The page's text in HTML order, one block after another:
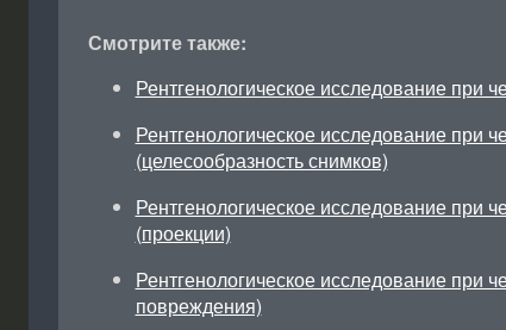
Смотрите также:
Рентгенологическое исследование при
Рентгенологическое исследование при
(целесообразность снимков)
Рентгенологическое исследование при
(проекции)
Рентгенологическое исследование при
повреждения)